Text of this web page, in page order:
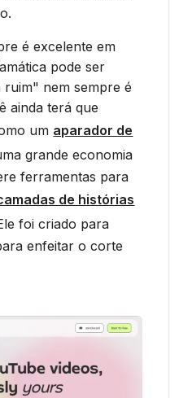
é excelente em
pode ser
nem sempre é
ainda terá que
um aparador de
grande economia
ferramentas para
de histórias
foi criado para
enfeitar o corte